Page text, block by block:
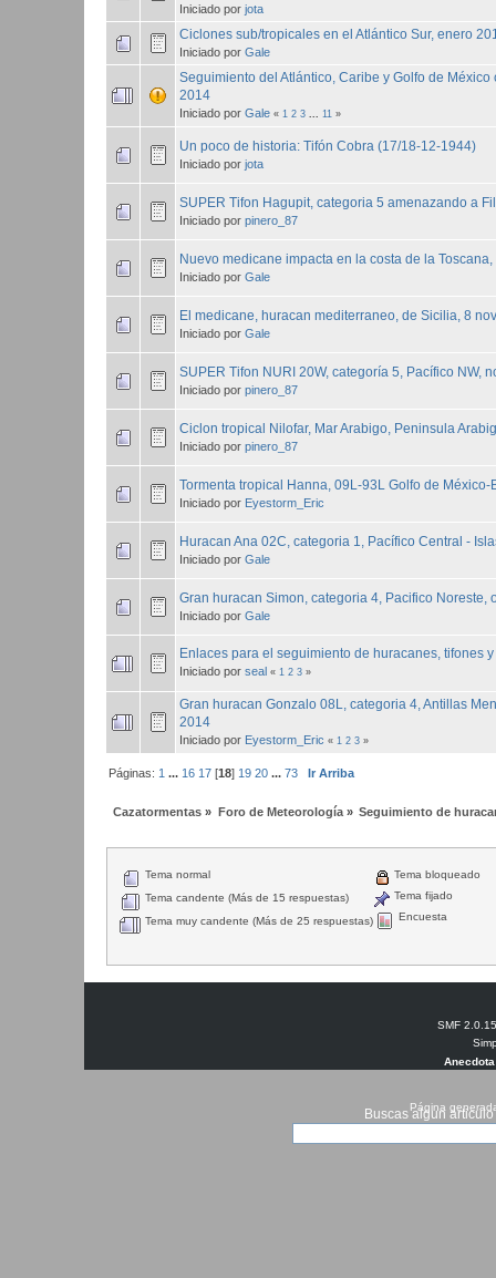
Iniciado por jota
Ciclones sub/tropicales en el Atlántico Sur, enero
Iniciado por Gale
Seguimiento del Atlántico, Caribe y Golfo de
2014
Iniciado por Gale « 1 2 3 11 »
Un poco de historia: Tifón Cobra (17/18-12-1944)
Iniciado por jota
SUPER Tifon Hagupit, categoria 5 amenazando a
Iniciado por pinero_87
Nuevo medicane impacta en la costa de la Toscana,
Iniciado por Gale
El medicane, huracan mediterraneo, de Sicilia, 8
Iniciado por Gale
SUPER Tifon NURI 20W, categoría 5, Pacífico NW,
Iniciado por pinero_87
Ciclon tropical Nilofar, Mar Arabigo, Peninsula
Iniciado por pinero_87
Tormenta tropical Hanna, 09L-93L Golfo de
Iniciado por Eyestorm_Eric
Huracan Ana 02C, categoria 1, Pacífico Central -
Iniciado por Gale
Gran huracan Simon, categoria 4, Pacifico Noreste,
Iniciado por Gale
Enlaces para el seguimiento de huracanes, tifones
Iniciado por seal « 1 2 3 »
Gran huracan Gonzalo 08L, categoria 4, Antillas
2014
Iniciado por Eyestorm_Eric « 1 2 3 »
Páginas: 1 ... 16 17 [18] 19 20 ...73 Ir Arriba
Cazatormentas » Foro de Meteorología» Seguimiento de
Tema normal
Tema candente (Más de 15 respuestas)
Tema muy candente (Más de 25 respuestas)
Tema bloqueado
Tema fijado
Encuesta
SMF 2.0.15
Anecdota
Página
Buscas algun